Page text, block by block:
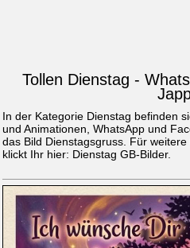
Tollen Dienstag -
In der Kategorie Dienstag befinden
und Animationen, WhatsApp und
das Bild Dienstagsgruss. Für
klickt Ihr hier: Dienstag GB-Bilder.